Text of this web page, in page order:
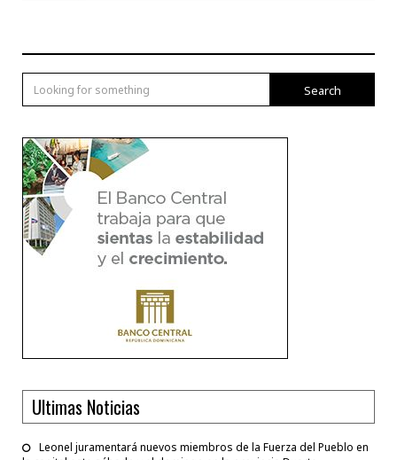
Search
Ultimas Noticias
Leonel juramentará nuevos miembros de la Fuerza del Pueblo en